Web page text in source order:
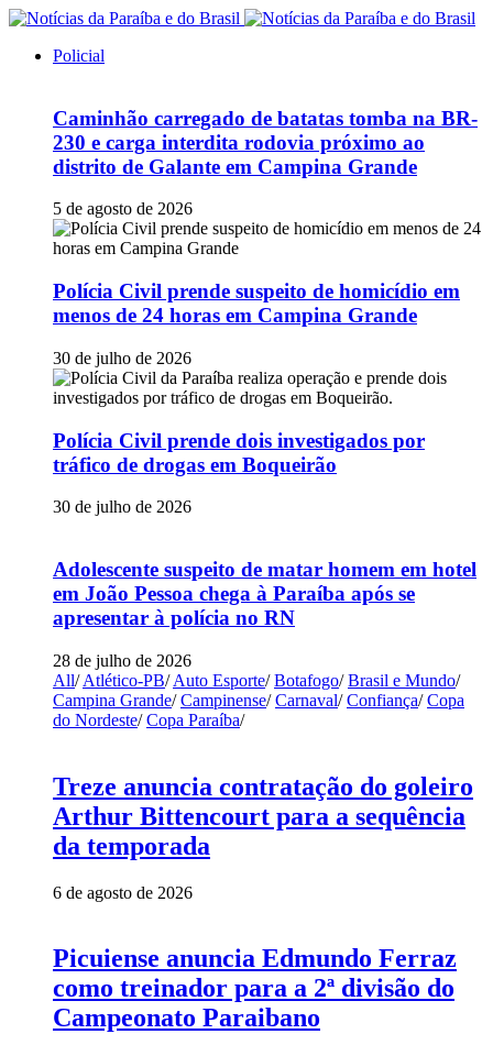
Policial
Caminhão carregado de batatas tomba na BR-
230 e carga interdita rodovia próximo ao
distrito de Galante em Campina Grande
5 de agosto de 2026
Polícia Civil prende suspeito de homicídio em
menos de 24 horas em Campina Grande
30 de julho de 2026
Polícia Civil prende dois investigados por
tráfico de drogas em Boqueirão
30 de julho de 2026
Adolescente suspeito de matar homem em hotel
em João Pessoa chega à Paraíba após se
apresentar à polícia no RN
28 de julho de 2026
All/ Atlético-PB/ Auto Esporte/ Botafogo/ Brasil e Mundo/
Campina Grande/ Campinense/ Carnaval/ Confiança/ Copa
do Nordeste/ Copa Paraíba/
Treze anuncia contratação do goleiro
Arthur Bittencourt para a sequência
da temporada
6 de agosto de 2026
Picuiense anuncia Edmundo Ferraz
como treinador para a 2ª divisão do
Campeonato Paraibano